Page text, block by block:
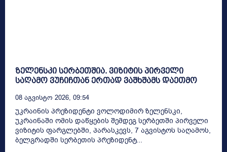
ზელენსკი სერბეთშია. ვიზიტის პირველი
საღამო ვუჩიჩთან ერთად ვაშხშამს დაეთმო
08 Აგვისტო 2026, 09:54
უკრაინის პრეზიდენტი ვოლოდიმირ ზელენსკი,
უკრაინაში ომის დაწყების შემდეგ სერბეთში პირველი
ვიზიტის ფარგლებში, პარასკევს, 7 აგვისტოს საღამოს,
ბელგრადში სერბეთის პრეზიდენტ...